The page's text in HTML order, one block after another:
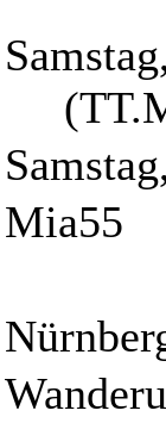
Mia55